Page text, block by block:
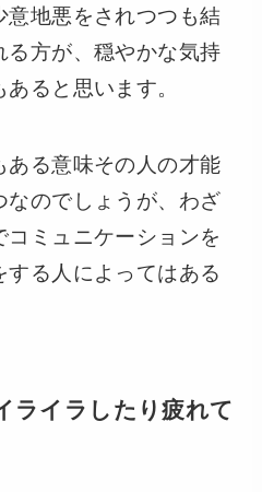
地悪をされつつも結
る方が、穏やかな気持
ると思います。
ある意味その人の才能
なのでしょうが、わざ
コミュニケーションを
する人によってはある
ライラしたり疲れて